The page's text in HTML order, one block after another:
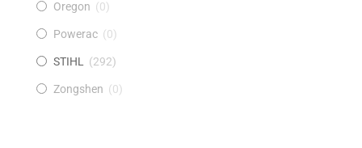
Oregon (0)
Powerac (0)
STIHL (292)
Zongshen (0)